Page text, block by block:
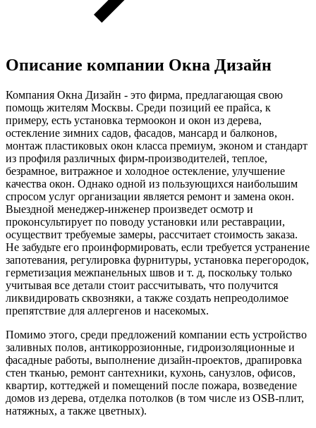
Описание компании Окна Дизайн
Компания Окна Дизайн - это фирма, предлагающая свою
помощь жителям Москвы. Среди позиций ее прайса, к
примеру, есть установка термоокон и окон из дерева,
остекление зимних садов, фасадов, мансард и балконов,
монтаж пластиковых окон класса премиум, эконом и стандарт
из профиля различных фирм-производителей, теплое,
безрамное, витражное и холодное остекление, улучшение
качества окон. Однако одной из пользующихся наибольшим
спросом услуг организации является ремонт и замена окон.
Выездной менеджер-инженер произведет осмотр и
проконсультирует по поводу установки или реставрации,
осуществит требуемые замеры, рассчитает стоимость заказа.
Не забудьте его проинформировать, если требуется устранение
запотевания, регулировка фурнитуры, установка перегородок,
герметизация межпанельных швов и т. д, поскольку только
учитывая все детали стоит рассчитывать, что получится
ликвидировать сквозняки, а также создать непреодолимое
препятствие для аллергенов и насекомых.
Помимо этого, среди предложений компании есть устройство
заливных полов, антикоррозионные, гидроизоляционные и
фасадные работы, выполнение дизайн-проектов, драпировка
стен тканью, ремонт сантехники, кухонь, санузлов, офисов,
квартир, коттеджей и помещений после пожара, возведение
домов из дерева, отделка потолков (в том числе из OSB-плит,
натяжных, а также цветных).